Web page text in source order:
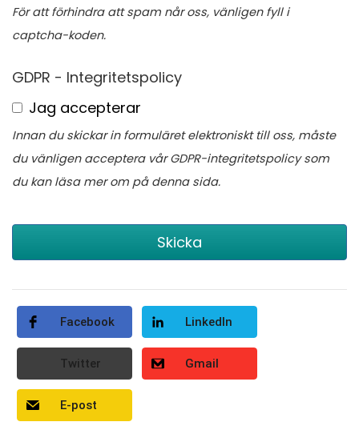
För att förhindra att spam når oss, vänligen fyll i
captcha-koden.
GDPR - Integritetspolicy
Jag accepterar
Innan du skickar in formuläret elektroniskt till oss, måste
du vänligen acceptera vår GDPR-integritetspolicy som
du kan läsa mer om på denna sida.
Skicka
Facebook LinkedIn
Twitter Gmail
E-post